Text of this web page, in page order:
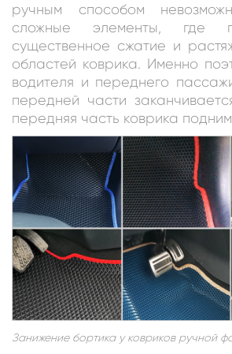
ручным способом
сложные элементы, где
существенное сжатие и
областей коврика. Именно
водителя и переднего
передней части
передняя часть коврика
Занижение бортика у ковриков ручной